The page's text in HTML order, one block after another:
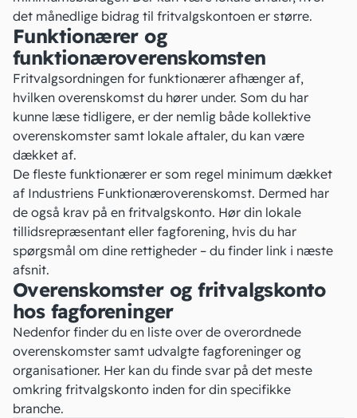
det månedlige bidrag til fritvalgskontoen er større.
Funktionærer og
funktionæroverenskomsten
Fritvalgsordningen for funktionærer afhænger af,
hvilken overenskomst du hører under. Som du har
kunne læse tidligere, er der nemlig både kollektive
overenskomster samt lokale aftaler, du kan være
dækket af.
De fleste funktionærer er som regel minimum dækket
af Industriens Funktionæroverenskomst. Dermed har
de også krav på en fritvalgskonto. Hør din lokale
tillidsrepræsentant eller fagforening, hvis du har
spørgsmål om dine rettigheder – du finder link i næste
afsnit.
Overenskomster og fritvalgskonto
hos fagforeninger
Nedenfor finder du en liste over de overordnede
overenskomster samt udvalgte fagforeninger og
organisationer. Her kan du finde svar på det meste
omkring fritvalgskonto inden for din specifikke
branche.